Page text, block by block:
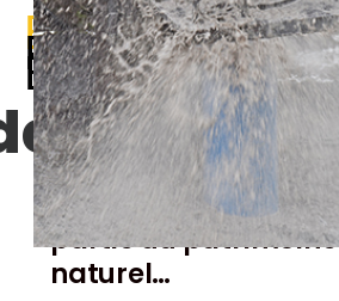
EXPERT
FORAGE en
BRETAGNE
1981
Parce que l’eau fait
partie du patrimoine
naturel…